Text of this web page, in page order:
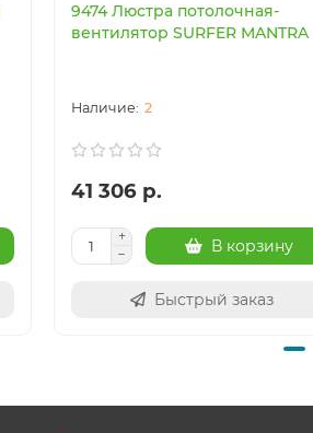
9474 Люстра потолочная-
вентилятор SURFER MANTRA
2
41 306 р.
В корзину
Быстрый заказ